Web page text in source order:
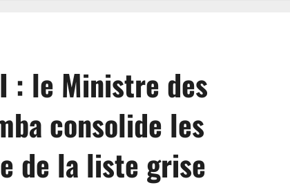
: le Ministre des
consolide les
de la liste grise